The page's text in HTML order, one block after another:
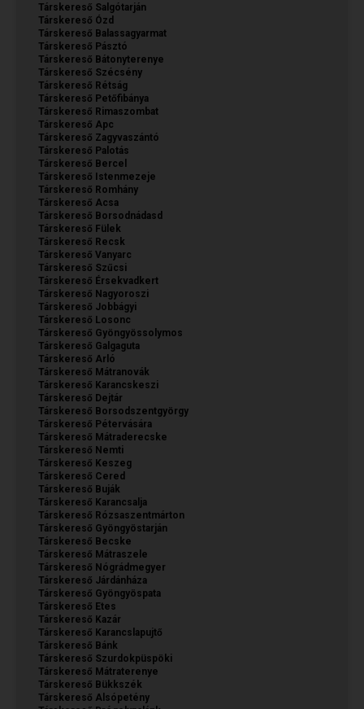
Társkereső Salgótarján
Társkereső Ózd
Társkereső Balassagyarmat
Társkereső Pásztó
Társkereső Bátonyterenye
Társkereső Szécsény
Társkereső Rétság
Társkereső Petőfibánya
Társkereső Rimaszombat
Társkereső Apc
Társkereső Zagyvaszántó
Társkereső Palotás
Társkereső Bercel
Társkereső Istenmezeje
Társkereső Romhány
Társkereső Acsa
Társkereső Borsodnádasd
Társkereső Fülek
Társkereső Recsk
Társkereső Vanyarc
Társkereső Szűcsi
Társkereső Érsekvadkert
Társkereső Nagyoroszi
Társkereső Jobbágyi
Társkereső Losonc
Társkereső Gyöngyössolymos
Társkereső Galgaguta
Társkereső Arló
Társkereső Mátranovák
Társkereső Karancskeszi
Társkereső Dejtár
Társkereső Borsodszentgyörgy
Társkereső Pétervására
Társkereső Mátraderecske
Társkereső Nemti
Társkereső Keszeg
Társkereső Cered
Társkereső Buják
Társkereső Karancsalja
Társkereső Rózsaszentmárton
Társkereső Gyöngyöstarján
Társkereső Becske
Társkereső Mátraszele
Társkereső Nógrádmegyer
Társkereső Járdánháza
Társkereső Gyöngyöspata
Társkereső Etes
Társkereső Kazár
Társkereső Karancslapujtő
Társkereső Bánk
Társkereső Szurdokpüspöki
Társkereső Mátraterenye
Társkereső Bükkszék
Társkereső Alsópetény